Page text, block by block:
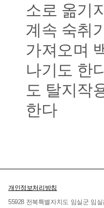
소로 옮기
계속 숙취
가져오며
나기도 한
도 탈지작
한다
개인정보처리방침
55928 전북특별자치도 임실군 임